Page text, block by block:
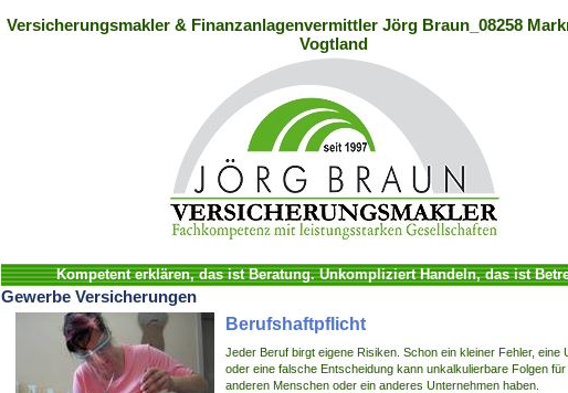
Versicherungsmakler & Finanzanlagenvermittler Jörg Braun_08258
Vogtland
Kompetent erklären, das ist Beratung. Unkompliziert Handeln, das ist
Gewerbe Versicherungen
Berufshaftpflicht
Jeder Beruf birgt eigene Risiken. Schon ein kleiner Fehler, eine
oder eine falsche Entscheidung kann unkalkulierbare Folgen
anderen Menschen oder ein anderes Unternehmen haben.